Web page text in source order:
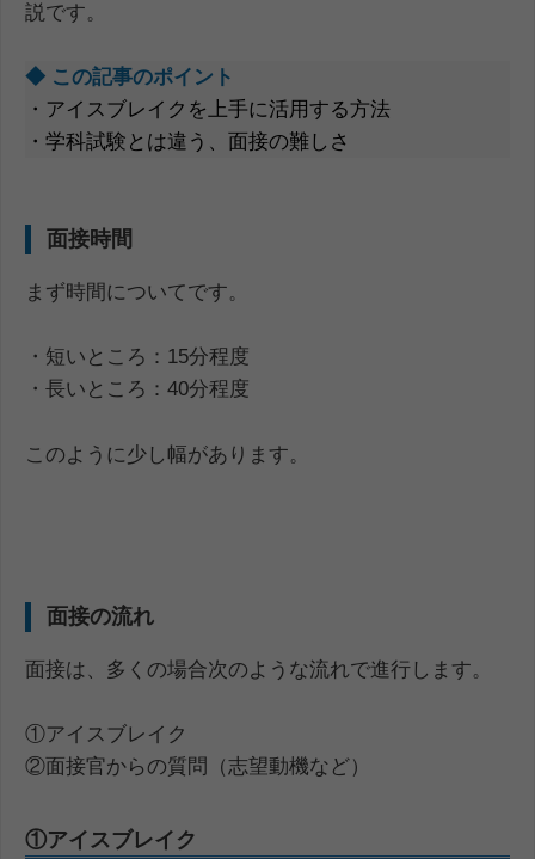
説です。
◆ この記事のポイント
・アイスブレイクを上手に活用する方法
・学科試験とは違う、面接の難しさ
面接時間
まず時間についてです。
・短いところ：15分程度
・長いところ：40分程度
このように少し幅があります。
面接の流れ
面接は、多くの場合次のような流れで進行します。
①アイスブレイク
②面接官からの質問（志望動機など）
①アイスブレイク